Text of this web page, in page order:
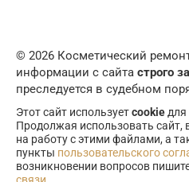
© 2026 Косметический
информации с сайта строго
преследуется в судебном
Этот сайт используетcookie
Продолжая использовать сайт,
на работу с этими файлами, а
пункты пользовательского
возникновении вопросов